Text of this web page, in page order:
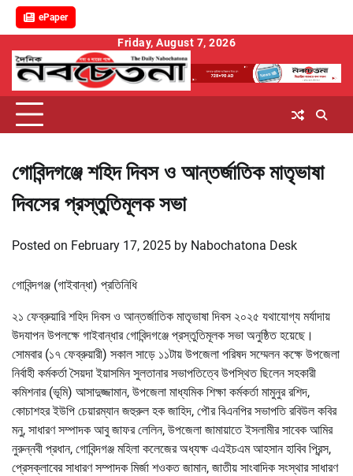
ePaper
content
Friday, August 7, 2026
গোবিন্দগঞ্জে শহিদ দিবস ও আন্তর্জাতিক মাতৃভাষা
দিবসের প্রস্তুতিমূলক সভা
Posted on February 17, 2025 by Nabochatona Desk
গোবিন্দগঞ্জ (গাইবান্ধা) প্রতিনিধি
২১ ফেব্রুয়ারি শহিদ দিবস ও আন্তর্জাতিক মাতৃভাষা দিবস ২০২৫ যথাযোগ্য মর্যাদায়
উদযাপন উপলক্ষে গাইবান্ধার গোবিন্দগঞ্জে প্রস্তুতিমূলক সভা অনুষ্ঠিত হয়েছে।
সোমবার (১৭ ফেব্রুয়ারী) সকাল সাড়ে ১১টায় উপজেলা পরিষদ সম্মেলন কক্ষে উপজেলা
নির্বাহী কর্মকর্তা সৈয়দা ইয়াসমিন সুলতানার সভাপতিত্বে উপস্থিত ছিলেন সহকারী
কমিশনার (ভূমি) আসাদুজ্জামান, উপজেলা মাধ্যমিক শিক্ষা কর্মকর্তা মামুনুর রশিদ,
কোচাশহর ইউপি চেয়ারম্যান জহুরুল হক জাহিদ, পৌর বিএনপির সভাপতি রবিউল কবির
মনু, সাধারণ সম্পাদক আবু জাফর লেলিন, উপজেলা জামায়াতে ইসলামীর সাবেক আমির
নুরুন্নবী প্রধান, গোবিন্দগঞ্জ মহিলা কলেজের অধ্যক্ষ এএইচএম আহসান হাবিব প্রিন্স,
প্রেসক্লাবের সাধারণ সম্পাদক মির্জা শওকত জামান, জাতীয় সাংবাদিক সংস্থার সাধারণ